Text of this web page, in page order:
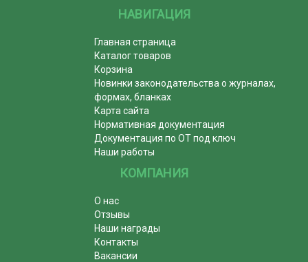
НАВИГАЦИЯ
Главная страница
Каталог товаров
Корзина
Новинки законодательства о журналах,
формах, бланках
Карта сайта
Нормативная документация
Документация по ОТ под ключ
Наши работы
КОМПАНИЯ
О нас
Отзывы
Наши награды
Контакты
Вакансии